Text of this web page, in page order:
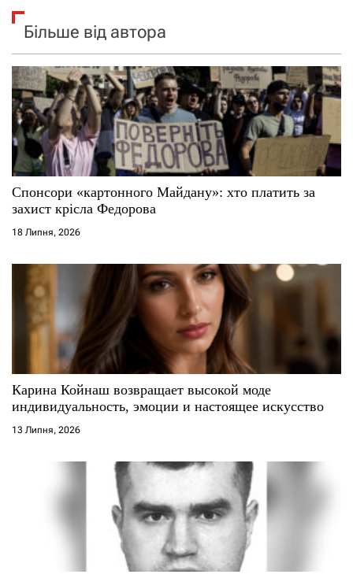
Більше від автора
Спонсори «картонного Майдану»: хто платить за
захист крісла Федорова
18 Липня, 2026
Карина Койнаш возвращает высокой моде
индивидуальность, эмоции и настоящее искусство
13 Липня, 2026